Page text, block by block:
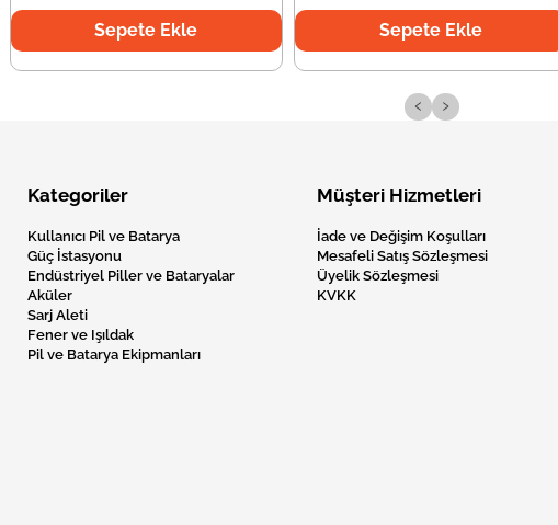
Sepete Ekle Sepete Ekle
‹ ›
Kategoriler
Kullanıcı Pil ve Batarya
Güç İstasyonu
Endüstriyel Piller ve Bataryalar
Aküler
Sarj Aleti
Fener ve Işıldak
Pil ve Batarya Ekipmanları
Müşteri Hizmetleri
İade ve Değişim Koşulları
Mesafeli Satış Sözleşmesi
Üyelik Sözleşmesi
KVKK